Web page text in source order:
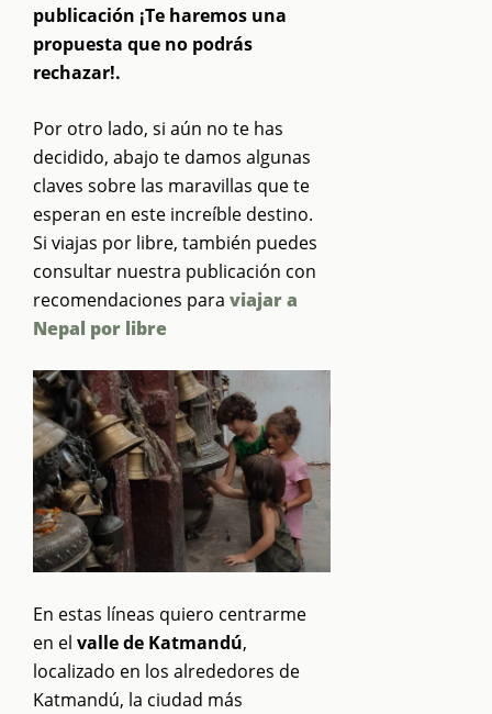
publicación ¡Te haremos una
propuesta que no podrás
rechazar!.
Por otro lado, si aún no te has
decidido, abajo te damos algunas
claves sobre las maravillas que te
esperan en este increíble destino.
Si viajas por libre, también puedes
consultar nuestra publicación con
recomendaciones para viajar a
Nepal por libre
En estas líneas quiero centrarme
en el valle de Katmandú,
localizado en los alrededores de
Katmandú, la ciudad más